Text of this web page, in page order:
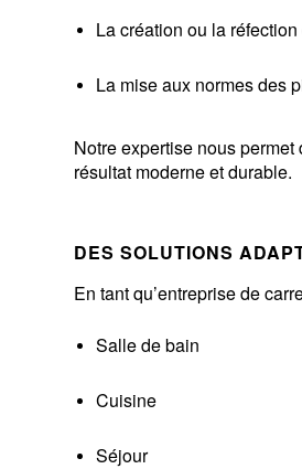
La création ou la
La mise aux normes des
Notre expertise nous
résultat moderne et durable.
DES SOLUTIONS
En tant qu’entreprise de
Salle de bain
Cuisine
Séjour